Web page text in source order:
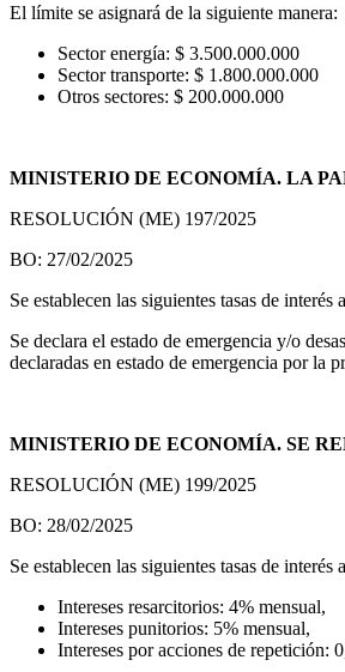
El límite se asignará de la siguiente manera:
Sector energía: $ 3.500.000.000
Sector transporte: $ 1.800.000.000
Otros sectores: $ 200.000.000
MINISTERIO DE ECONOMÍA. LA
RESOLUCIÓN (ME) 197/2025
BO: 27/02/2025
Se establecen las siguientes tasas de
Se declara el estado de emergencia y/o
declaradas en estado de emergencia por la
MINISTERIO DE ECONOMÍA. SE
RESOLUCIÓN (ME) 199/2025
BO: 28/02/2025
Se establecen las siguientes tasas de
Intereses resarcitorios: 4% mensual,
Intereses punitorios: 5% mensual,
Intereses por acciones de repetición: